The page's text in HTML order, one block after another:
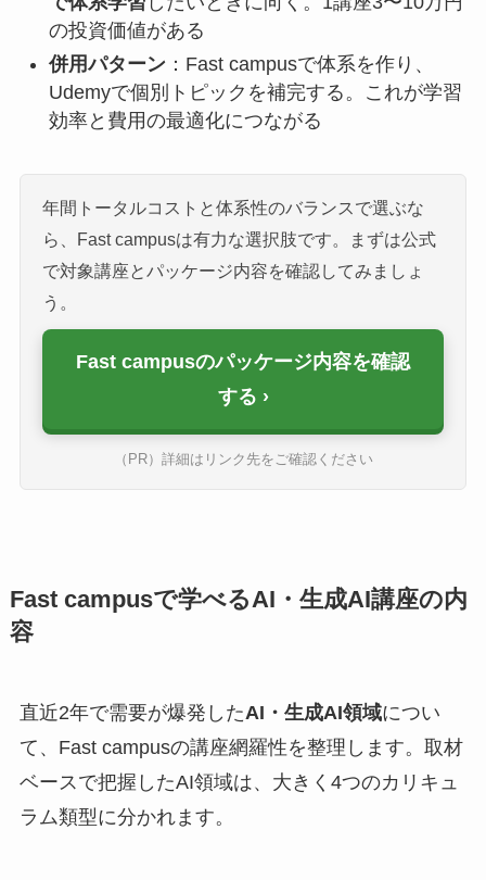
の投資価値がある
併用パターン：Fast campusで体系を作り、
Udemyで個別トピックを補完する。これが学習
効率と費用の最適化につながる
年間トータルコストと体系性のバランスで選ぶな
ら、Fast campusは有力な選択肢です。まずは公式
で対象講座とパッケージ内容を確認してみましょ
う。
Fast campusのパッケージ内容を確認
する
（PR）詳細はリンク先をご確認ください
Fast campusで学べるAI・生成AI講座の内
容
直近2年で需要が爆発したAI・生成AI領域につい
て、Fast campusの講座網羅性を整理します。取材
ベースで把握したAI領域は、大きく4つのカリキュ
ラム類型に分かれます。